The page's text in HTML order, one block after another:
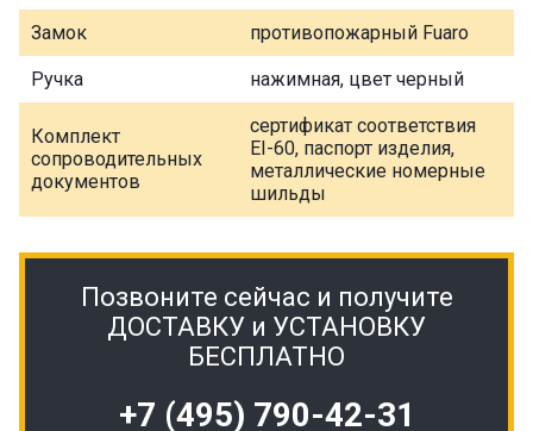
Замок противопожарный Fuaro
Ручка нажимная, цвет черный
Комплект
сопроводительных
документов
сертификат соответствия
EI-60, паспорт изделия,
металлические номерные
шильды
Позвоните сейчас и получите
ДОСТАВКУ и УСТАНОВКУ
БЕСПЛАТНО
+7 (495) 790-42-31